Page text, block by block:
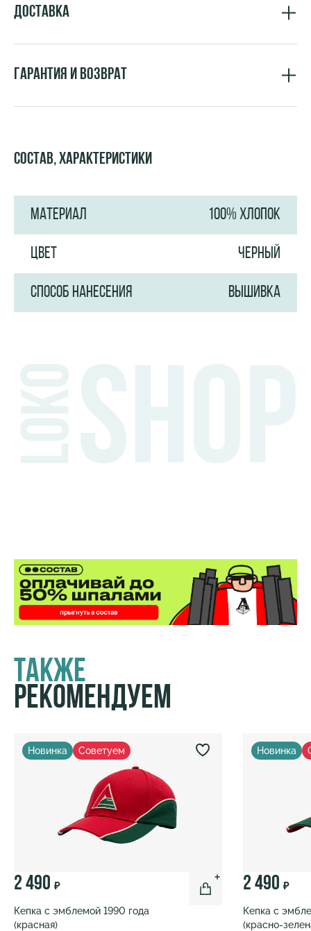
Состав, характеристики
МАТЕРИАЛ 100% ХЛОПОК
ЦВЕТ ЧЕРНЫЙ
СПОСОБ НАНЕСЕНИЯ ВЫШИВКА
Доставка
Гарантия и возврат
Также
Рекомендуем
Новинка Советуем
2 490 ₽
Кепка с эмблемой 1990 года
(красная)
Новинка
2 490 ₽
Кепка с
(красно-